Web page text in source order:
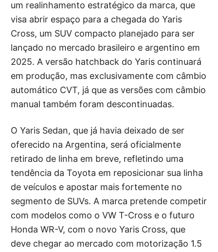
um realinhamento estratégico da marca, que
visa abrir espaço para a chegada do Yaris
Cross, um SUV compacto planejado para ser
lançado no mercado brasileiro e argentino em
2025. A versão hatchback do Yaris continuará
em produção, mas exclusivamente com câmbio
automático CVT, já que as versões com câmbio
manual também foram descontinuadas.
O Yaris Sedan, que já havia deixado de ser
oferecido na Argentina, será oficialmente
retirado de linha em breve, refletindo uma
tendência da Toyota em reposicionar sua linha
de veículos e apostar mais fortemente no
segmento de SUVs. A marca pretende competir
com modelos como o VW T-Cross e o futuro
Honda WR-V, com o novo Yaris Cross, que
deve chegar ao mercado com motorização 1.5